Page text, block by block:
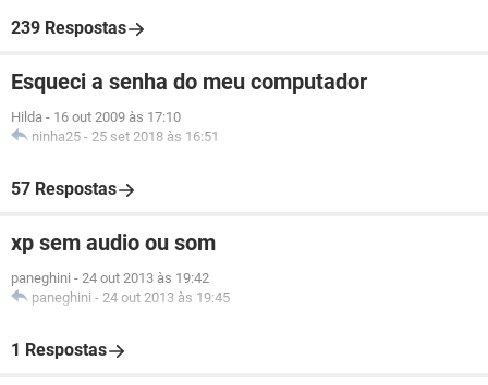
239 Respostas
Esqueci a senha do meu computador
Hilda - 16 out 2009 às 17:10
ninha25 - 25 set 2018 às 16:51
57 Respostas
xp sem audio ou som
paneghini - 24 out 2013 às 19:42
paneghini - 24 out 2013 às 19:45
1 Respostas